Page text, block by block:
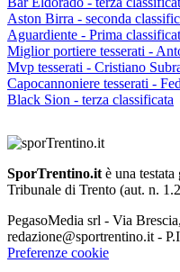
Aston Birra - seconda
Aguardiente - Prima
Miglior portiere tesserati -
Mvp tesserati - Cristiano
Capocannoniere tesserati -
Black Sion - terza classificata
SporTrentino.it è una
Tribunale di Trento (aut. n.
PegasoMedia srl - Via
redazione@sportrentino.it -
Preferenze cookie